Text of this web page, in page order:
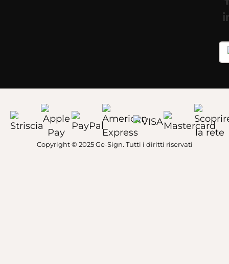
Copyright © 2025 Ge-Sign. Tutti i diritti riservati